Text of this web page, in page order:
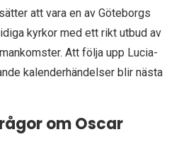
att vara en av Göteborgs
kyrkor med ett rikt utbud av
Att följa upp Lucia-
kalenderhändelser blir nästa
om Oscar